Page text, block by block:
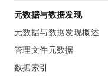
元数据与数据发现
元数据与数据发现概述
管理文件元数据
数据索引